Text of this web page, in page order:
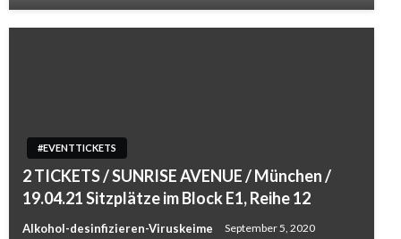
#EVENTTICKETS
2 TICKETS / SUNRISE AVENUE / München /
19.04.21 Sitzplätze im Block E1, Reihe 12
Alkohol-desinfizieren-Viruskeime September 5, 2020